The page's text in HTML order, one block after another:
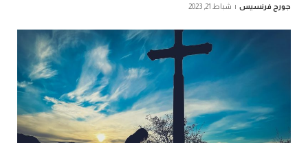
جورج فرنسيس شباط 21, 2023